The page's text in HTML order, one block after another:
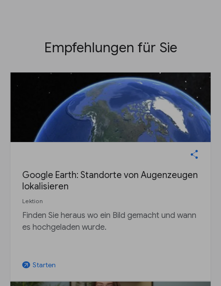
Empfehlungen für Sie
Google Earth: Standorte von Augenzeugen
lokalisieren
Lektion
Finden Sie heraus wo ein Bild gemacht und wann
es hochgeladen wurde.
arrow_outward Starten